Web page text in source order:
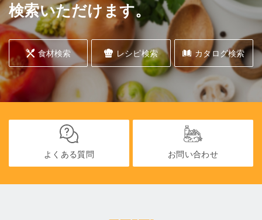
検索いただけます。
食材検索 レシピ検索 カタログ検索
よくある質問 お問い合わせ